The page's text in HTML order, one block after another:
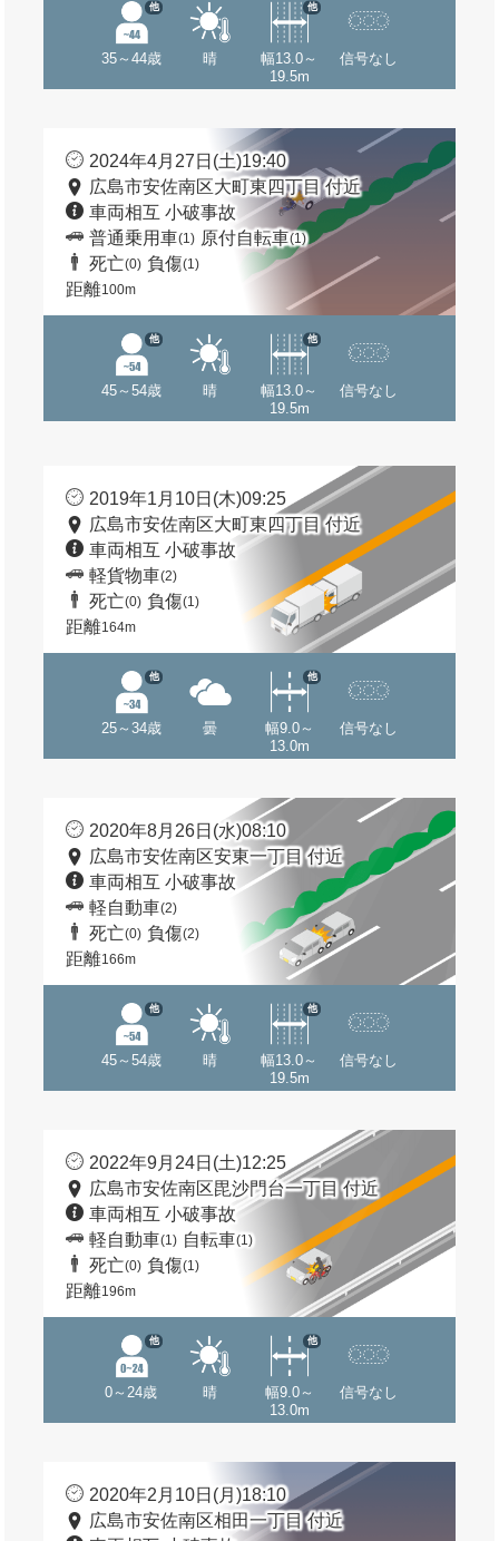
35～44歳
他
晴
幅13.0～
19.5m
他
信号なし
2024年4月27日(土)19:40
広島市安佐南区大町東四丁目 付近
車両相互 小破事故
普通乗用車(1) 原付自転車(1)
死亡(0) 負傷(1)
距離100m
45～54歳
他
晴
幅13.0～
19.5m
他
信号なし
2019年1月10日(木)09:25
広島市安佐南区大町東四丁目 付近
車両相互 小破事故
軽貨物車(2)
死亡(0) 負傷(1)
距離164m
25～34歳
他
曇
幅9.0～
13.0m
他
信号なし
2020年8月26日(水)08:10
広島市安佐南区安東一丁目 付近
車両相互 小破事故
軽自動車(2)
死亡(0) 負傷(2)
距離166m
45～54歳
他
晴
幅13.0～
19.5m
他
信号なし
2022年9月24日(土)12:25
広島市安佐南区毘沙門台一丁目 付近
車両相互 小破事故
軽自動車(1) 自転車(1)
死亡(0) 負傷(1)
距離196m
0～24歳
他
晴
幅9.0～
13.0m
他
信号なし
2020年2月10日(月)18:10
広島市安佐南区相田一丁目 付近